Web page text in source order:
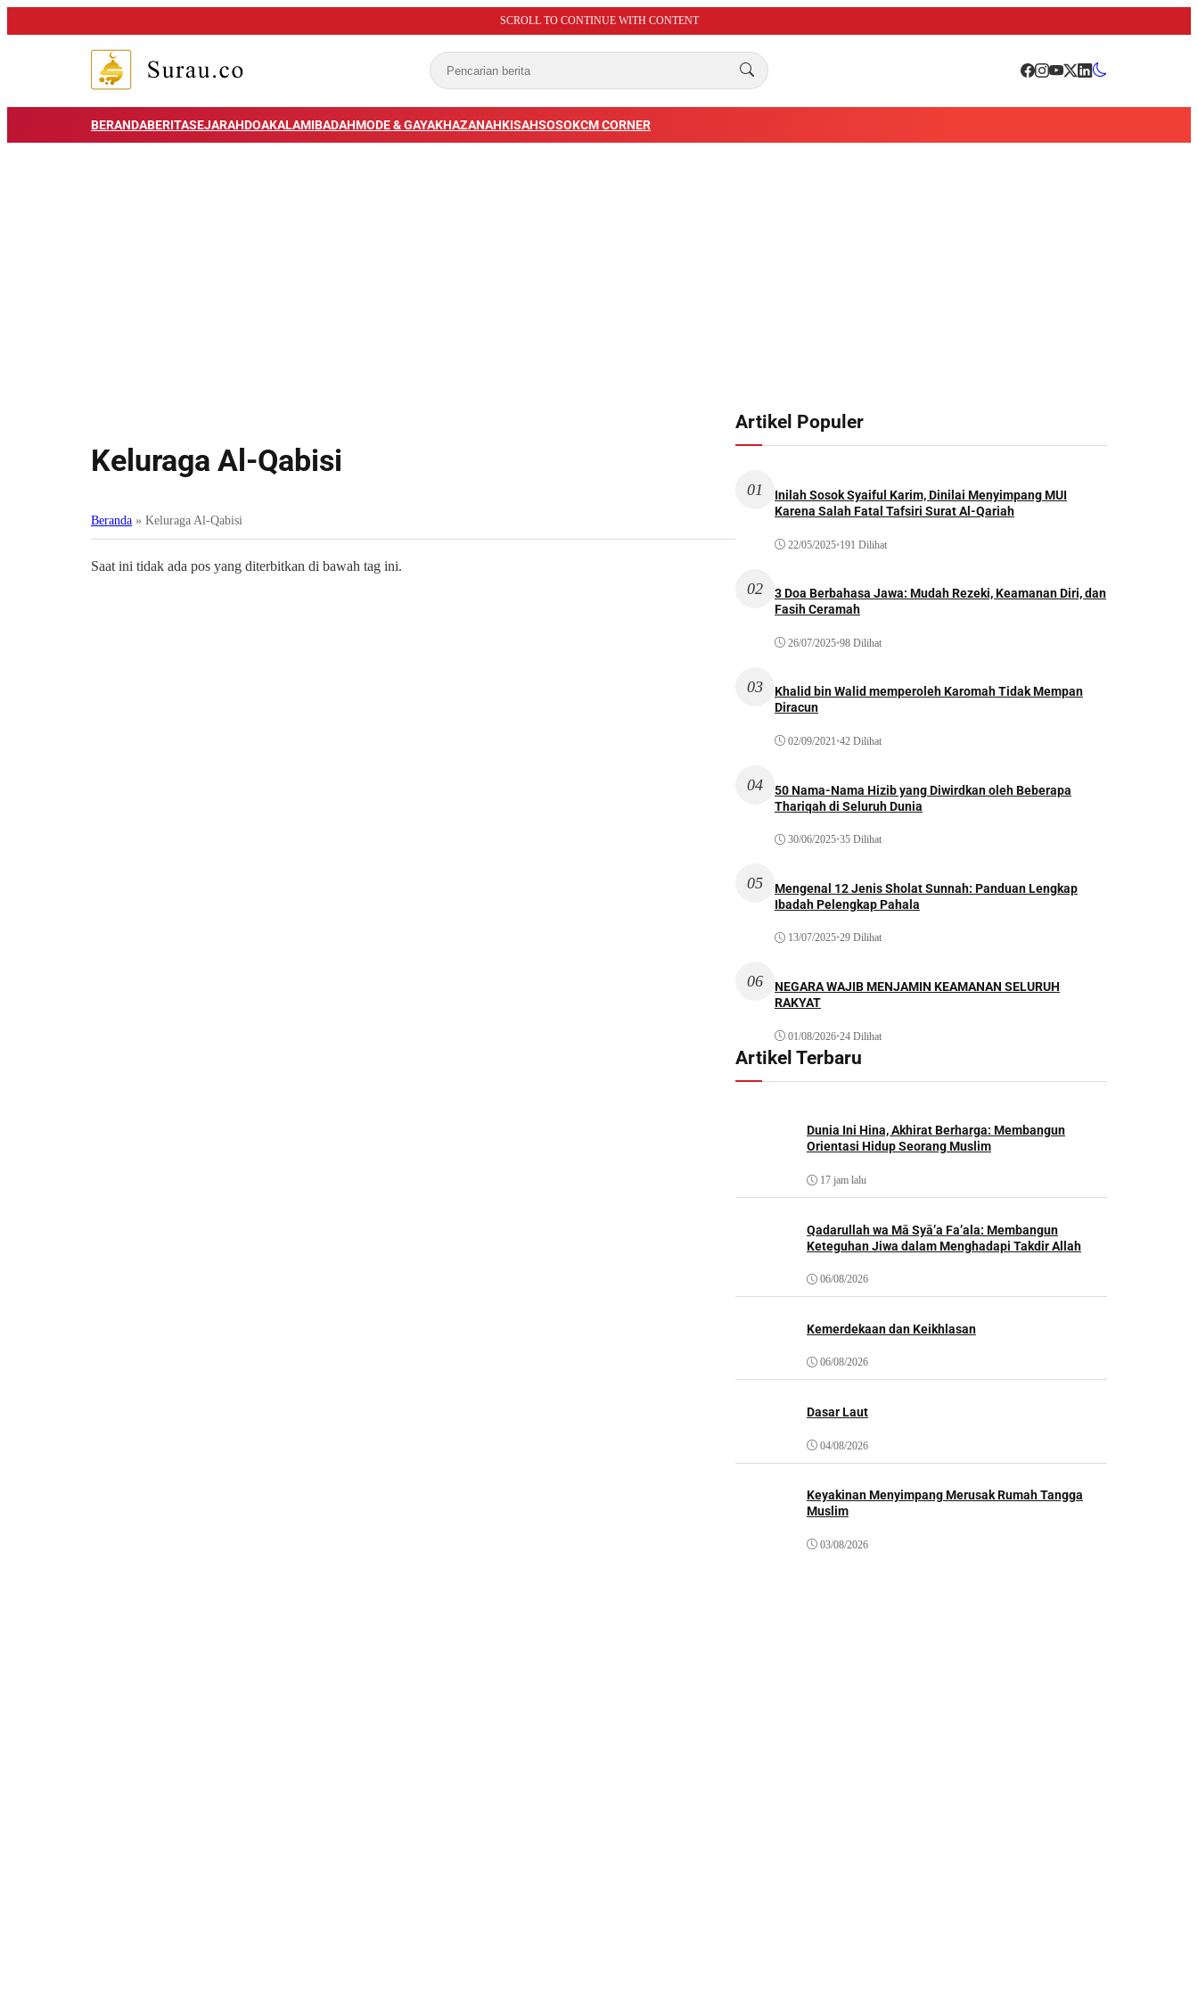
SCROLL TO CONTINUE WITH CONTENT
BERANDABERITASEJARAHDOAKALAMIBADAHMODE & GAYAKHAZANAHKISAHSOSOKCM CORNER
Keluraga Al-Qabisi
Beranda » Keluraga Al-Qabisi
Saat ini tidak ada pos yang diterbitkan di bawah tag ini.
Artikel Populer
01
Inilah Sosok Syaiful Karim, Dinilai Menyimpang MUI
Karena Salah Fatal Tafsiri Surat Al-Qariah
22/05/2025•191 Dilihat
02
3 Doa Berbahasa Jawa: Mudah Rezeki, Keamanan Diri, dan
Fasih Ceramah
26/07/2025•98 Dilihat
03
Khalid bin Walid memperoleh Karomah Tidak Mempan
Diracun
02/09/2021•42 Dilihat
04
50 Nama-Nama Hizib yang Diwirdkan oleh Beberapa
Thariqah di Seluruh Dunia
30/06/2025•35 Dilihat
05
Mengenal 12 Jenis Sholat Sunnah: Panduan Lengkap
Ibadah Pelengkap Pahala
13/07/2025•29 Dilihat
06
NEGARA WAJIB MENJAMIN KEAMANAN SELURUH
RAKYAT
01/08/2026•24 Dilihat
Artikel Terbaru
Dunia Ini Hina, Akhirat Berharga: Membangun
Orientasi Hidup Seorang Muslim
17 jam lalu
Qadarullah wa Mā Syā’a Fa’ala: Membangun
Keteguhan Jiwa dalam Menghadapi Takdir Allah
06/08/2026
Kemerdekaan dan Keikhlasan
06/08/2026
Dasar Laut
04/08/2026
Keyakinan Menyimpang Merusak Rumah Tangga
Muslim
03/08/2026